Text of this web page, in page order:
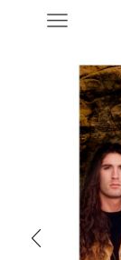
Posters De